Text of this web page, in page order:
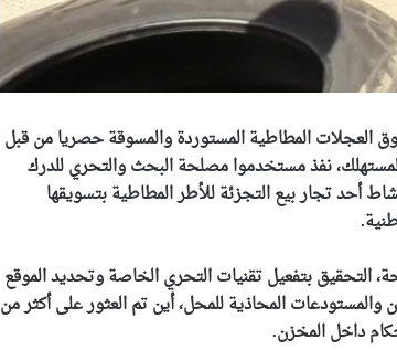
العجلات المطاطية المستوردة والمسوقة حصريا من قبل
نفذ مستخدموا مصلحة البحث والتحري للدرك
أحد تجار بيع التجزئة للأطر المطاطية بتسويقها
التحقيق بتفعيل تقنيات التحري الخاصة وتحديد الموقع
والمستودعات المحاذية للمحل، أين تم العثور على أكثر من